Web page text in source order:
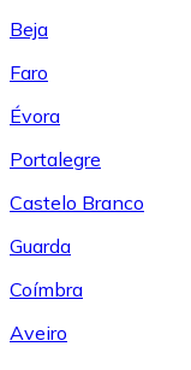
Beja
Faro
Évora
Portalegre
Castelo Branco
Guarda
Coímbra
Aveiro